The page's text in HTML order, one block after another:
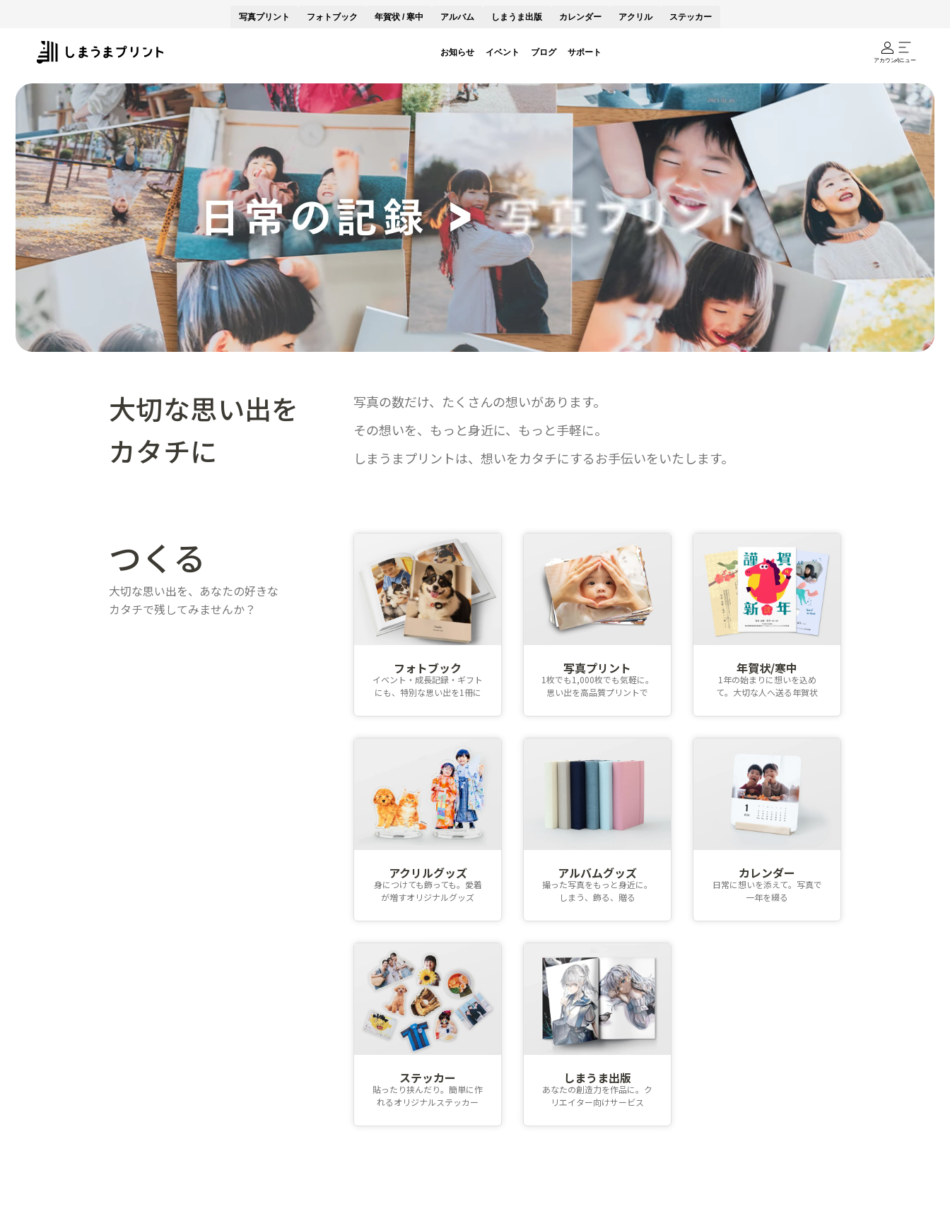
写真プリント フォトブック 年賀状 / 寒中 アルバム しまうま出版 カレンダー アクリル ステッカー
お知らせ イベント ブログ サポート
アカウントメニュー
大切な思い出を
カタチに
写真の数だけ、たくさんの想いがあります。
その想いを、もっと身近に、もっと手軽に。
しまうまプリントは、想いをカタチにするお手伝いをいたします。
つくる
大切な思い出を、あなたの好きな
カタチで残してみませんか？
フォトブック
イベント・成長記録・ギフト
にも、特別な思い出を1冊に
写真プリント
1枚でも1,000枚でも気軽に。
思い出を高品質プリントで
年賀状/寒中
1年の始まりに想いを込め
て。大切な人へ送る年賀状
アクリルグッズ
身につけても飾っても。愛着
が増すオリジナルグッズ
アルバムグッズ
撮った写真をもっと身近に。
しまう、飾る、贈る
カレンダー
日常に想いを添えて。写真で
一年を綴る
ステッカー
貼ったり挟んだり。簡単に作
れるオリジナルステッカー
しまうま出版
あなたの創造力を作品に。ク
リエイター向けサービス